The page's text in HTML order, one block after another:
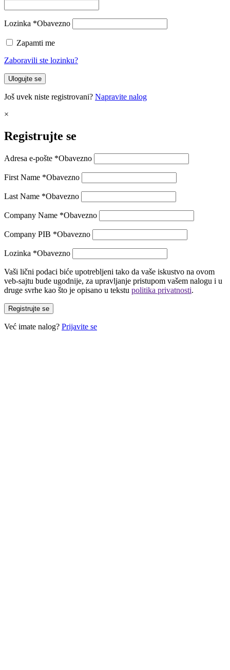
Lozinka *Obavezno
Zapamti me
Zaboravili ste lozinku?
Ulogujte se
Još uvek niste registrovani? Napravite nalog
×
Registrujte se
Adresa e-pošte *Obavezno
First Name *Obavezno
Last Name *Obavezno
Company Name *Obavezno
Company PIB *Obavezno
Lozinka *Obavezno
Vaši lični podaci biće upotrebljeni tako da vaše iskustvo na ovom
veb-sajtu bude ugodnije, za upravljanje pristupom vašem nalogu i u
druge svrhe kao što je opisano u tekstu politika privatnosti.
Registrujte se
Već imate nalog? Prijavite se